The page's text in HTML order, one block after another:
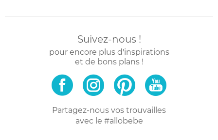
Suivez-nous !
pour encore plus d'inspirations
et de bons plans !
Partagez-nous vos trouvailles
avec le #allobebe